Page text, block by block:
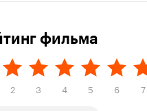
фильма
2 3 4 5 6 7